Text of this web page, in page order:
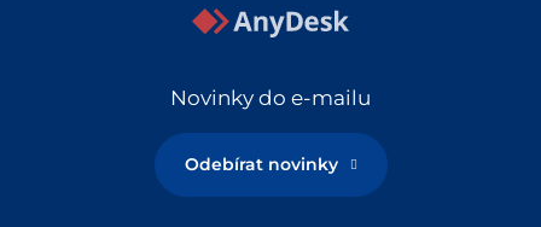
Novinky do e-mailu
Odebírat novinky